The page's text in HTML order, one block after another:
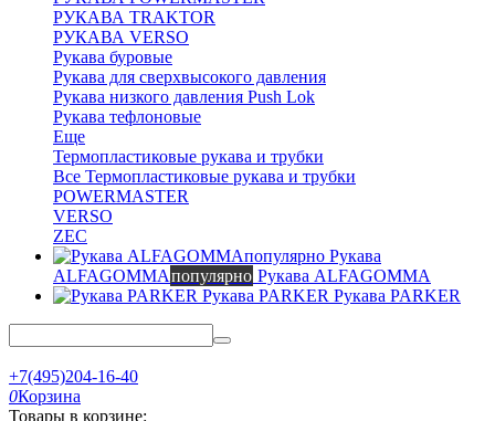
РУКАВА TRAKTOR
РУКАВА VERSO
Рукава буровые
Рукава для сверхвысокого давления
Рукава низкого давления Push Lok
Рукава тефлоновые
Еще
Термопластиковые рукава и трубки
Все Термопластиковые рукава и трубки
POWERMASTER
VERSO
ZEC
Рукава
ALFAGOMMAпопулярно Рукава ALFAGOMMA
Рукава PARKER Рукава PARKER
+7(495)204-16-40
0Корзина
Товары в корзине: